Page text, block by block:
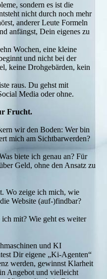
sondern es ist die
nicht durch noch mehr
anderer Leute Formeln
anfängst, Dein eigenes zu
Wochen, eine kleine
und nicht bei der
keine Drohgebärden, kein
raus. Du gehst mit
Media oder ohne.
Frucht.
wir den Boden: Wer bin
mich am Sichtbarwerden?
biete ich genau an? Für
Geld, ohne den Ansatz zu
Wo zeige ich mich, wie
Website (auf-)findbar?
mit? Wie geht es weiter
und KI
Dir eigene „Ki-Agenten“
werden, gewinnst Klarheit
Angebot und vielleicht